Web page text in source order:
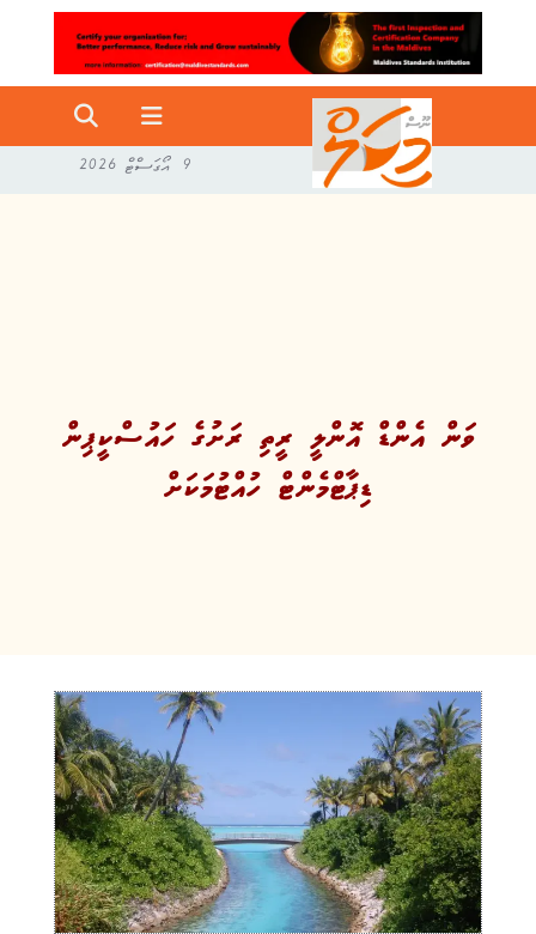
9 އޯގަސްޓް 2026
ވަން އެންޑް އޮންލީ ރީތި ރަށުގެ ހައުސްކީޕިން
ޑިޕާޓްމެންޓް ހުއްޓުމަކަށް